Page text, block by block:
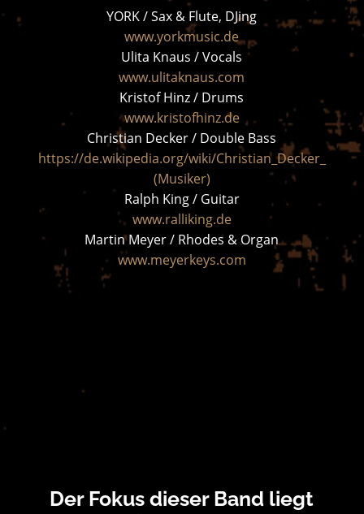
YORK / Sax & Flute, DJing
www.yorkmusic.de
Ulita Knaus / Vocals
www.ulitaknaus.com
Kristof Hinz / Drums
www.kristofhinz.de
Christian Decker / Double Bass
https://de.wikipedia.org/wiki/Christian_Decker_
(Musiker)
Ralph King / Guitar
www.ralliking.de
Martin Meyer / Rhodes & Organ
www.meyerkeys.com
Der Fokus dieser Band liegt